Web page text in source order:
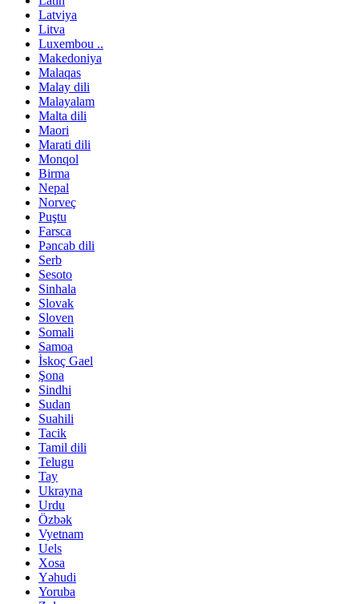
Latviya
Litva
Luxembou ..
Makedoniya
Malaqas
Malay dili
Malayalam
Malta dili
Maori
Marati dili
Monqol
Birma
Nepal
Norveç
Puştu
Farsca
Pəncab dili
Serb
Sesoto
Sinhala
Slovak
Sloven
Somali
Samoa
İskoç Gael
Şona
Sindhi
Sudan
Suahili
Tacik
Tamil dili
Telugu
Tay
Ukrayna
Urdu
Özbək
Vyetnam
Uels
Xosa
Yəhudi
Yoruba